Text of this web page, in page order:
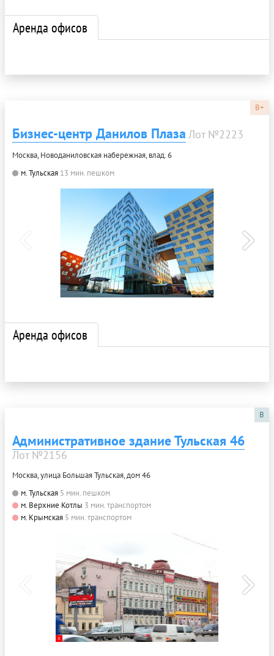
Аренда офисов
B+
Бизнес-центр Данилов Плаза Лот №2223
Москва, Новоданиловская набережная, влад. 6
м. Тульская 13 мин. пешком
Аренда офисов
B
Административное здание Тульская 46
Лот №2156
Москва, улица Большая Тульская, дом 46
м. Тульская 5 мин. пешком
м. Верхние Котлы 3 мин. транспортом
м. Крымская 5 мин. транспортом